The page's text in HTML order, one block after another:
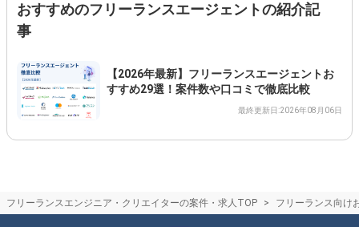
おすすめのフリーランスエージェントの紹介記
事
【2026年最新】フリーランスエージェントお
すすめ29選！案件数や口コミで徹底比較
最終更新日:2026年08月06日
フリーランスエンジニア・クリエイターの案件・求人TOP フリーランス向け